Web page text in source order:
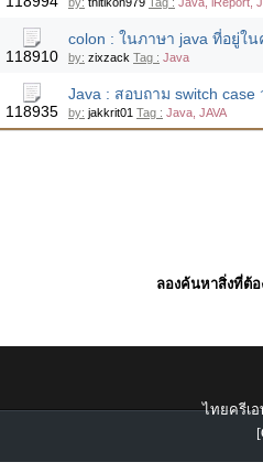
118910
colon : ในภาษา java ที่อยู่ใ
by: zixzack Tag : Java
118935
Java : สอบถาม switch
by: jakkrit01 Tag : Java, JAVA
ลองค้นหาสิ่งที่ต้อ
ไทยครีเอ
[